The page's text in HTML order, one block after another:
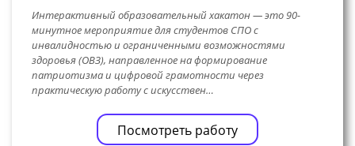
Интерактивный образовательный хакатон — это 90-
минутное мероприятие для студентов СПО с
инвалидностью и ограниченными возможностями
здоровья (ОВЗ), направленное на формирование
патриотизма и цифровой грамотности через
практическую работу с искусствен…
Посмотреть работу